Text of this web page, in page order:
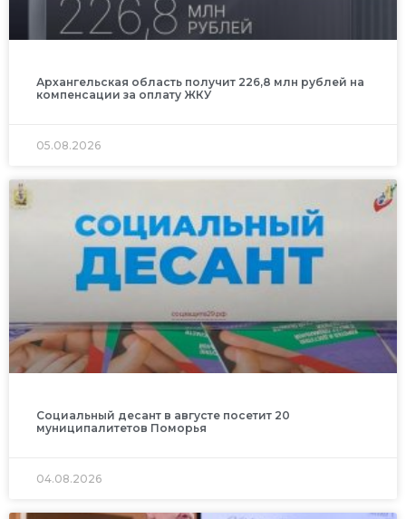
Архангельская область получит 226,8 млн рублей на
компенсации за оплату ЖКУ
05.08.2026
Социальный десант в августе посетит 20
муниципалитетов Поморья
04.08.2026